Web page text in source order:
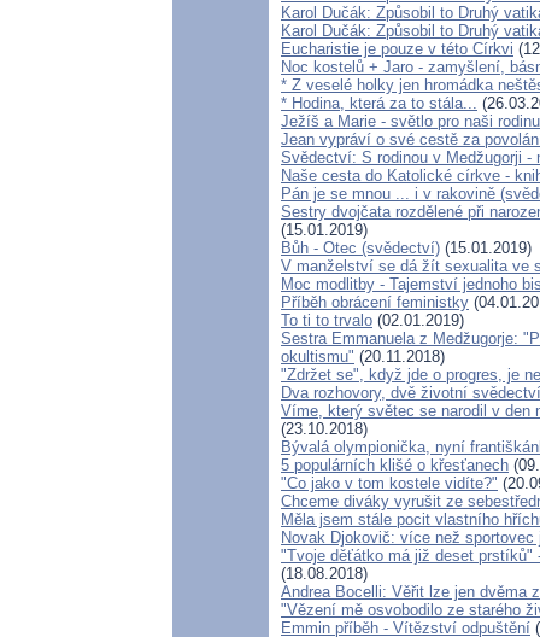
Karol Dučák: Způsobil to Druhý
Karol Dučák: Způsobil to Druhý
Eucharistie je pouze v této Církvi
Noc kostelů + Jaro - zamyšlení,
* Z veselé holky jen hromádka
* Hodina, která za to stála...
Ježíš a Marie - světlo pro naši
Jean vypráví o své cestě za
Svědectví: S rodinou v Medžugorji -
Naše cesta do Katolické církve -
Pán je se mnou ... i v rakovině
Sestry dvojčata rozdělené při
(15.01.2019)
Bůh - Otec (svědectví) (15.01.2019)
V manželství se dá žít sexualita ve
Moc modlitby - Tajemství jednoho
Příběh obrácení feministky
To ti to trvalo (02.01.2019)
Sestra Emmanuela z Medžugorje:
okultismu" (20.11.2018)
"Zdržet se", když jde o progres, je
Dva rozhovory, dvě životní
Víme, který světec se narodil v den
(23.10.2018)
Bývalá olympionička, nyní
5 populárních klišé o křesťanech
"Co jako v tom kostele vidíte?"
Chceme diváky vyrušit ze
Měla jsem stále pocit vlastního
Novak Djokovič: více než sportovec
"Tvoje děťátko má již deset prstíků"
(18.08.2018)
Andrea Bocelli: Věřit lze jen dvěma
"Vězení mě osvobodilo ze starého
Emmin příběh - Vítězství odpuštění